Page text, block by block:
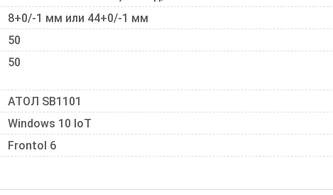
8+0/-1 мм или 44+0/-1 мм
50
50
АТОЛ SB1101
Windows 10 IoT
Frontol 6